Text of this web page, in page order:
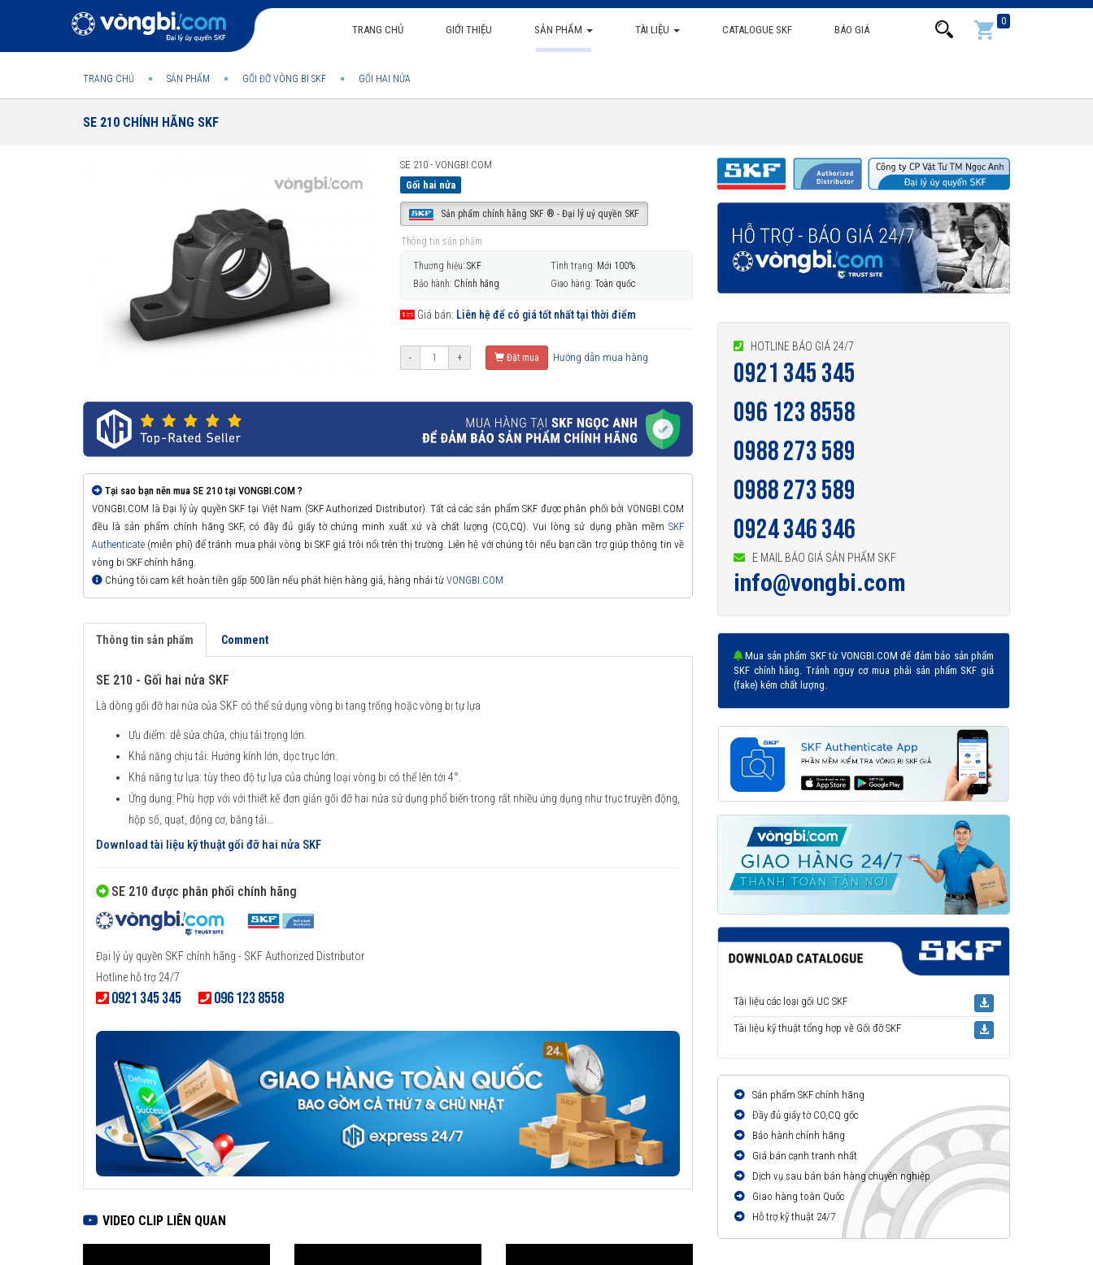
TRANG CHỦ GIỚI THIỆU SẢN PHẨM TÀI LIỆU CATALOGUE SKF BÁO GIÁ
0
TRANG CHỦ SẢN PHẨM GỐI ĐỠ VÒNG BI SKF GỐI HAI NỬA
SE 210 CHÍNH HÃNG SKF
SE 210 - VONGBI.COM
Gối hai nửa
Sản phẩm chính hãng SKF ® - Đại lý uỷ quyền SKF
Thông tin sản phẩm
Thương hiệu: SKF Tình trạng: Mới 100%
Bảo hành: Chính hãng Giao hàng: Toàn quốc
Giá bán: Liên hệ để có giá tốt nhất tại thời điểm
- + Đặt mua Hướng dẫn mua hàng
Tại sao bạn nên mua SE 210 tại VONGBI.COM ?
VONGBI.COM là Đại lý ủy quyền SKF tại Việt Nam (SKF Authorized Distributor). Tất cả các sản phẩm SKF được phân phối bởi VONGBI.COM
đều là sản phẩm chính hãng SKF, có đầy đủ giấy tờ chứng minh xuất xứ và chất lượng (CO,CQ). Vui lòng sử dụng phần mềm SKF
Authenticate (miễn phí) để tránh mua phải vòng bi SKF giả trôi nổi trên thị trường. Liên hệ với chúng tôi nếu bạn cần trợ giúp thông tin về
vòng bi SKF chính hãng.
Chúng tôi cam kết hoàn tiền gấp 500 lần nếu phát hiện hàng giả, hàng nhái từ VONGBI.COM
Thông tin sản phẩm Comment
SE 210 - Gối hai nửa SKF
Là dòng gối đỡ hai nửa của SKF có thể sử dụng vòng bi tang trống hoặc vòng bi tự lựa
Ưu điểm: dễ sửa chữa, chịu tải trọng lớn.
Khả năng chịu tải: Hướng kính lớn, dọc trục lớn.
Khả năng tự lựa: tùy theo độ tự lựa của chủng loại vòng bi có thể lên tới 4°.
Ứng dụng: Phù hợp với với thiết kế đơn giản gối đỡ hai nửa sử dụng phổ biến trong rất nhiều ứng dụng như trục truyền động,
hộp số, quạt, động cơ, băng tải…
Download tài liệu kỹ thuật gối đỡ hai nửa SKF
SE 210 được phân phối chính hãng
Đại lý ủy quyền SKF chính hãng - SKF Authorized Distributor
Hotline hỗ trợ 24/7
0921 345 345 096 123 8558
VIDEO CLIP LIÊN QUAN
HOTLINE BÁO GIÁ 24/7
0921 345 345
096 123 8558
0988 273 589
0988 273 589
0924 346 346
E MAIL BÁO GIÁ SẢN PHẨM SKF
info@vongbi.com
Mua sản phẩm SKF từ VONGBI.COM để đảm bảo sản phẩm
SKF chính hãng. Tránh nguy cơ mua phải sản phẩm SKF giả
(fake) kém chất lượng.
Tài liệu các loại gối UC SKF
Tài liệu kỹ thuật tổng hợp về Gối đỡ SKF
Sản phẩm SKF chính hãng
Đầy đủ giấy tờ CO,CQ gốc
Bảo hành chính hãng
Giá bán cạnh tranh nhất
Dịch vụ sau bán bán hàng chuyên nghiệp
Giao hàng toàn Quốc
Hỗ trợ kỹ thuật 24/7